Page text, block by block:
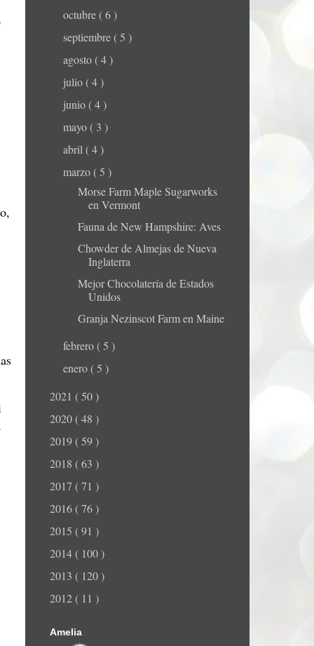
octubre ( 6 )
septiembre ( 5 )
agosto ( 4 )
julio ( 4 )
junio ( 4 )
mayo ( 3 )
abril ( 4 )
marzo ( 5 )
Morse Farm Maple Sugarworks
en Vermont
Fauna de New Hampshire: Aves
Chowder de Almejas de Nueva
Inglaterra
Mejor Chocolatería de Estados
Unidos
Granja Nezinscot Farm en Maine
febrero ( 5 )
enero ( 5 )
2021 ( 50 )
2020 ( 48 )
2019 ( 59 )
2018 ( 63 )
2017 ( 71 )
2016 ( 76 )
2015 ( 91 )
2014 ( 100 )
2013 ( 120 )
2012 ( 11 )
Amelia